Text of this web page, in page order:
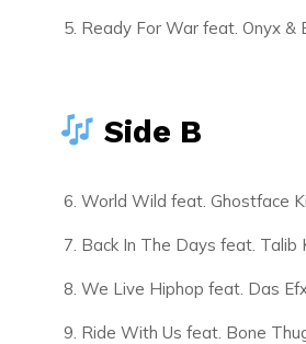
Ready For War feat. Onyx &
Side B
World Wild feat. Ghostface
Back In The Days feat. Talib
We Live Hiphop feat. Das
Ride With Us feat. Bone